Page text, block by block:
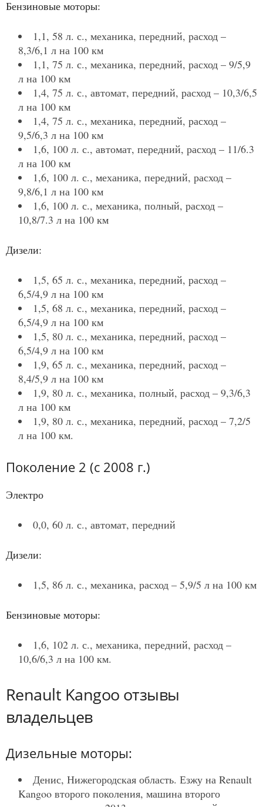
Бензиновые моторы:
1,1, 58 л. с., механика, передний, расход –
8,3/6,1 л на 100 км
1,1, 75 л. с., механика, передний, расход – 9/5,9
л на 100 км
1,4, 75 л. с., автомат, передний, расход – 10,3/6,5
л на 100 км
1,4, 75 л. с., механика, передний, расход –
9,5/6,3 л на 100 км
1,6, 100 л. с., автомат, передний, расход – 11/6.3
л на 100 км
1,6, 100 л. с., механика, передний, расход –
9,8/6,1 л на 100 км
1,6, 100 л. с., механика, полный, расход –
10,8/7.3 л на 100 км
Дизели:
1,5, 65 л. с., механика, передний, расход –
6,5/4,9 л на 100 км
1,5, 68 л. с., механика, передний, расход –
6,5/4,9 л на 100 км
1,5, 80 л. с., механика, передний, расход –
6,5/4,9 л на 100 км
1,9, 65 л. с., механика, передний, расход –
8,4/5,9 л на 100 км
1,9, 80 л. с., механика, полный, расход – 9,3/6,3
л на 100 км
1,9, 80 л. с., механика, передний, расход – 7,2/5
л на 100 км.
Поколение 2 (с 2008 г.)
Электро
0,0, 60 л. с., автомат, передний
Дизели:
1,5, 86 л. с., механика, расход – 5,9/5 л на 100 км
Бензиновые моторы:
1,6, 102 л. с., механика, передний, расход –
10,6/6,3 л на 100 км.
Renault Kangoo отзывы
владельцев
Дизельные моторы:
Денис, Нижегородская область. Езжу на Renault
Kangoo второго поколения, машина второго